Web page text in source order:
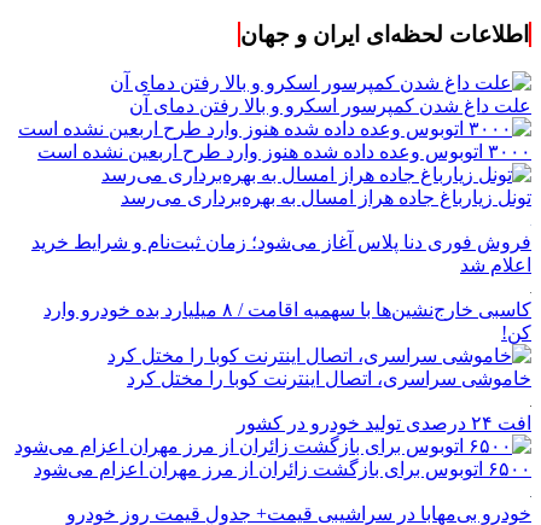
اطلاعات لحظه‌ای ایران و جهان
علت داغ شدن کمپرسور اسکرو و بالا رفتن دمای آن
۳۰۰۰ اتوبوس وعده داده شده هنوز وارد طرح اربعین نشده است
تونل زیارباغ جاده هراز امسال به بهره‌برداری می‌رسد
فروش فوری دنا پلاس آغاز می‌شود؛ زمان ثبت‌نام و شرایط خرید
اعلام شد
کاسبی خارج‌نشین‌ها با سهمیه اقامت / ۸ میلیارد بده خودرو وارد
کن!
خاموشی سراسری، اتصال اینترنت کوبا را مختل کرد
افت ۲۴ درصدی تولید خودرو در کشور
۶۵۰۰ اتوبوس برای بازگشت زائران از مرز مهران اعزام می‌شود
خودرو بی‌مهابا در سراشیبی قیمت+ جدول قیمت روز خودرو